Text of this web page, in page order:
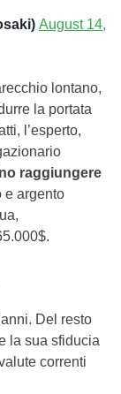
August 14,
lontano,
la portata
l’esperto,
raggiungere
e argento
Del resto
la sua sfiducia
correnti